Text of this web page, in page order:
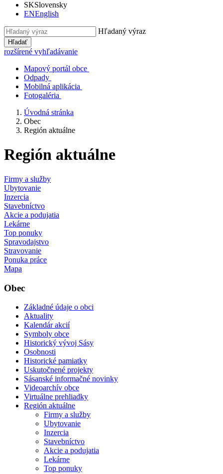
SKSlovensky
ENEnglish
Hľadaný výraz
Hľadať
rozšírené vyhľadávanie
Mapový portál obce
Odpady
Mobilná aplikácia
Fotogaléria
Úvodná stránka
Obec
Región aktuálne
Región aktuálne
Firmy a služby
Ubytovanie
Inzercia
Stavebníctvo
Akcie a podujatia
Lekárne
Top ponuky
Spravodajstvo
Stravovanie
Ponuka práce
Mapa
Obec
Základné údaje o obci
Aktuality
Kalendár akcií
Symboly obce
Historický vývoj Sásy
Osobnosti
Historické pamiatky
Uskutočnené projekty
Sásanské informačné novinky
Videoarchív obce
Virtuálne prehliadky
Región aktuálne
Firmy a služby
Ubytovanie
Inzercia
Stavebníctvo
Akcie a podujatia
Lekárne
Top ponuky